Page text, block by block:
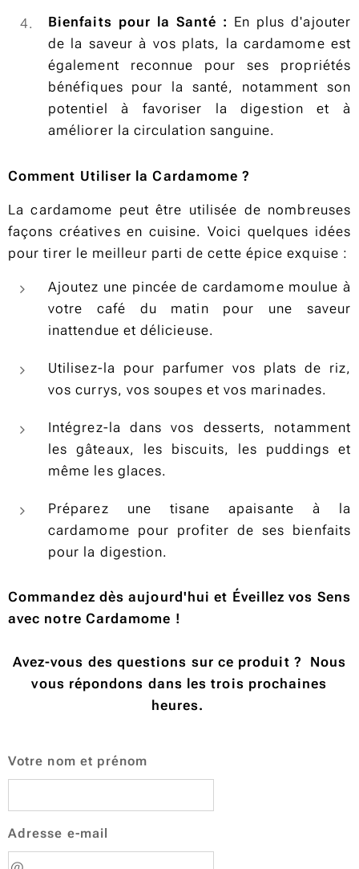
Bienfaits pour la Santé : En plus d'ajouter
de la saveur à vos plats, la cardamome est
également reconnue pour ses propriétés
bénéfiques pour la santé, notamment son
potentiel à favoriser la digestion et à
améliorer la circulation sanguine.
Comment Utiliser la Cardamome ?
La cardamome peut être utilisée de nombreuses
façons créatives en cuisine. Voici quelques idées
pour tirer le meilleur parti de cette épice exquise :
Ajoutez une pincée de cardamome moulue à
votre café du matin pour une saveur
inattendue et délicieuse.
Utilisez-la pour parfumer vos plats de riz,
vos currys, vos soupes et vos marinades.
Intégrez-la dans vos desserts, notamment
les gâteaux, les biscuits, les puddings et
même les glaces.
Préparez une tisane apaisante à la
cardamome pour profiter de ses bienfaits
pour la digestion.
Commandez dès aujourd'hui et Éveillez vos Sens
avec notre Cardamome !
Avez-vous des questions sur ce produit ? Nous
vous répondons dans les trois prochaines
heures.
Votre nom et prénom
Adresse e-mail